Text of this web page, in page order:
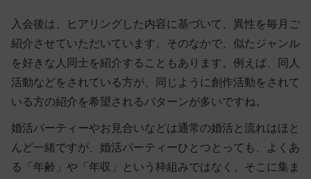
入会後は、ヒアリングした内容に基づいて、異性を毎月ご
紹介させていただいています。そのなかで、似たジャンル
を好きな人同士を紹介することもあります。例えば、同人
活動などをされている方が、同じように創作活動をされて
いる方の紹介を希望されるパターンが多いですね。
婚活パーティーやお見合いなどは通常の婚活と流れはほと
んど一緒ですが、婚活パーティーひとつとっても、よくあ
る「年齢」や「年収」という枠組みではなく、そこに集ま